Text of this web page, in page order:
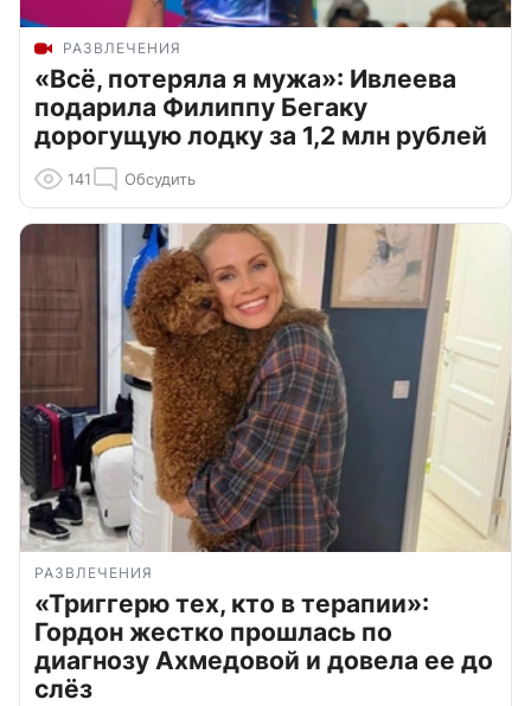
РАЗВЛЕЧЕНИЯ
«Всё, потеряла я мужа»: Ивлеева
подарила Филиппу Бегаку
дорогущую лодку за 1,2 млн рублей
141 Обсудить
РАЗВЛЕЧЕНИЯ
«Триггерю тех, кто в терапии»:
Гордон жестко прошлась по
диагнозу Ахмедовой и довела ее до
слёз